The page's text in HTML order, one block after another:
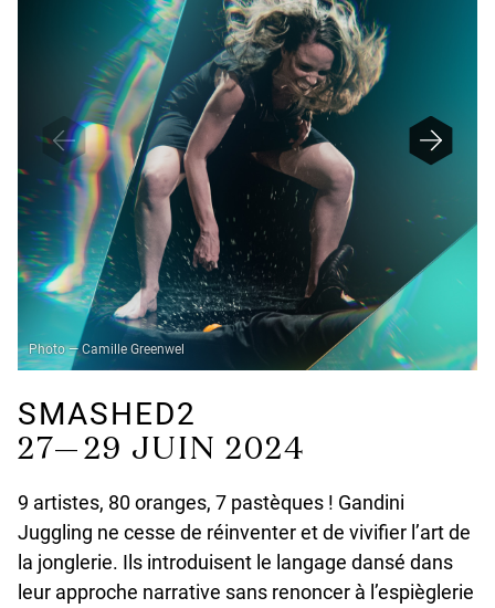
SMASHED2
27— 29 JUIN 2024
9 artistes, 80 oranges, 7 pastèques ! Gandini
Juggling ne cesse de réinventer et de vivifier l’art de
la jonglerie. Ils introduisent le langage dansé dans
leur approche narrative sans renoncer à l’espièglerie
Photo — Camille Greenwel